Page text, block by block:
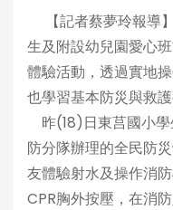
【記者蔡夢玲報導
生及附設幼兒園愛心
體驗活動，透過實地
也學習基本防災與救護
昨(18)日東莒國小學
防分隊辦理的全民防
友體驗射水及操作消
CPR胸外按壓，在消